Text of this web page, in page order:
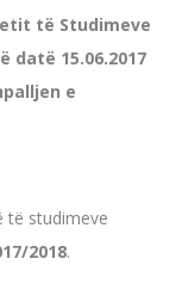
të Studimeve
datë 15.06.2017
e
të studimeve
2018.